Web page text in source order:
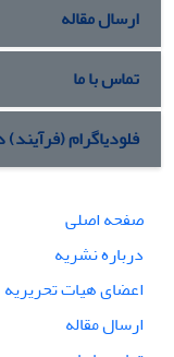
ارسال مقاله
تماس با ما
فلودیاگرام
صفحه اصلی
درباره نشریه
اعضای هیات تحریریه
ارسال مقاله